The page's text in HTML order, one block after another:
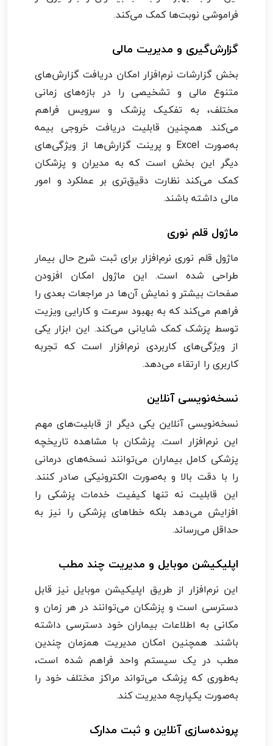
فراموشی نوبت‌ها کمک می‌کند.
گزارش‌گیری و مدیریت مالی
بخش گزارشات نرم‌افزار امکان دریافت گزارش‌های
متنوع مالی و تشخیصی را در بازه‌های زمانی
مختلف، به تفکیک پزشک و سرویس فراهم
می‌کند. همچنین قابلیت دریافت خروجی بیمه
به‌صورت Excel و پرینت گزارش‌ها از ویژگی‌های
دیگر این بخش است که به مدیران و پزشکان
کمک می‌کند نظارت دقیق‌تری بر عملکرد و امور
مالی داشته باشند.
ماژول قلم نوری
ماژول قلم نوری نرم‌افزار برای ثبت شرح حال بیمار
طراحی شده است. این ماژول امکان افزودن
صفحات بیشتر و نمایش آن‌ها در مراجعات بعدی را
فراهم می‌کند که به بهبود سرعت و کارایی ویزیت
توسط پزشک کمک شایانی می‌کند. این ابزار یکی
از ویژگی‌های کاربردی نرم‌افزار است که تجربه
کاربری را ارتقاء می‌دهد.
نسخه‌نویسی آنلاین
نسخه‌نویسی آنلاین یکی دیگر از قابلیت‌های مهم
این نرم‌افزار است. پزشکان با مشاهده تاریخچه
پزشکی کامل بیماران می‌توانند نسخه‌های درمانی
را با دقت بالا و به‌صورت الکترونیکی صادر کنند.
این قابلیت نه تنها کیفیت خدمات پزشکی را
افزایش می‌دهد بلکه خطاهای پزشکی را نیز به
حداقل می‌رساند.
اپلیکیشن موبایل و مدیریت چند مطب
این نرم‌افزار از طریق اپلیکیشن موبایل نیز قابل
دسترسی است و پزشکان می‌توانند در هر زمان و
مکانی به اطلاعات بیماران خود دسترسی داشته
باشند. همچنین امکان مدیریت همزمان چندین
مطب در یک سیستم واحد فراهم شده است،
به‌طوری که پزشک می‌تواند مراکز مختلف خود را
به‌صورت یکپارچه مدیریت کند.
پرونده‌سازی آنلاین و ثبت مدارک